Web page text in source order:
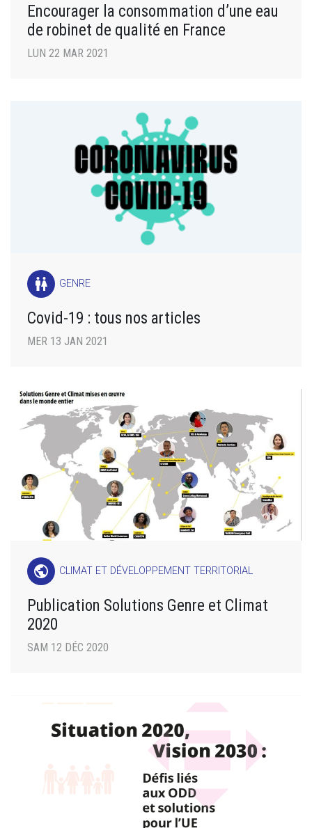
Encourager la consommation d’une eau
de robinet de qualité en France
LUN 22 MAR 2021
wc GENRE
Covid-19 : tous nos articles
MER 13 JAN 2021
public CLIMAT ET DÉVELOPPEMENT TERRITORIAL
Publication Solutions Genre et Climat
2020
SAM 12 DÉC 2020